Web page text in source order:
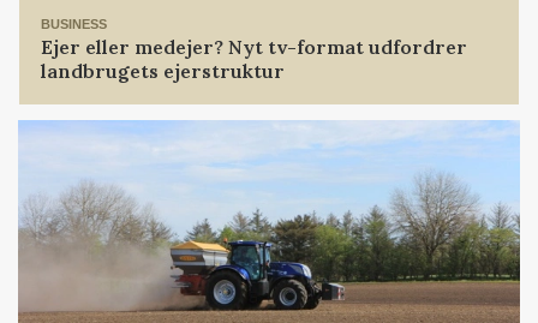
BUSINESS
Ejer eller medejer? Nyt tv-format udfordrer
landbrugets ejerstruktur